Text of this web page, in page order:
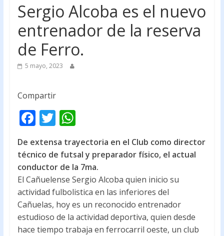
Sergio Alcoba es el nuevo
entrenador de la reserva
de Ferro.
5 mayo, 2023
Compartir
F
ac
e
b
o
o
k
T
w
itt
er
W
at
s
A
p
p
De extensa trayectoria en el Club como director
técnico de futsal y preparador físico, el actual
conductor de la 7ma.
El Cañuelense Sergio Alcoba quien inicio su
actividad fulbolistica en las inferiores del
Cañuelas, hoy es un reconocido entrenador
estudioso de la actividad deportiva, quien desde
hace tiempo trabaja en ferrocarril oeste, un club